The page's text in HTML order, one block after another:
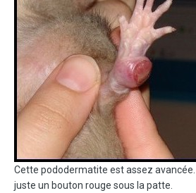
Cette pododermatite est assez
juste un bouton rouge sous la patte.